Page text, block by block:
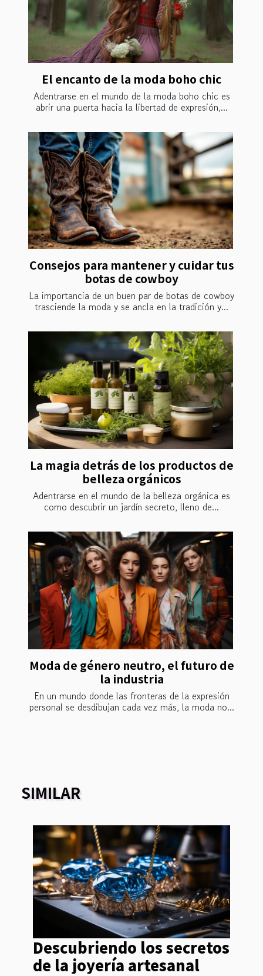
El encanto de la moda boho chic
Adentrarse en el mundo de la moda boho chic es
abrir una puerta hacia la libertad de expresión,...
Consejos para mantener y cuidar tus
botas de cowboy
La importancia de un buen par de botas de cowboy
trasciende la moda y se ancla en la tradición y...
La magia detrás de los productos de
belleza orgánicos
Adentrarse en el mundo de la belleza orgánica es
como descubrir un jardín secreto, lleno de...
Moda de género neutro, el futuro de
la industria
En un mundo donde las fronteras de la expresión
personal se desdibujan cada vez más, la moda no...
SIMILAR
Descubriendo los secretos
de la joyería artesanal